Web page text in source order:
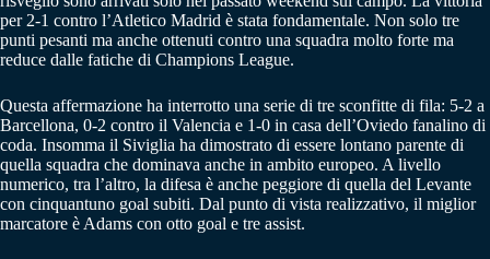
per 2-1 contro l’Atletico Madrid è stata fondamentale. Non solo tre
punti pesanti ma anche ottenuti contro una squadra molto forte ma
reduce dalle fatiche di Champions League.
Questa affermazione ha interrotto una serie di tre sconfitte di fila: 5-2 a
Barcellona, 0-2 contro il Valencia e 1-0 in casa dell’Oviedo fanalino di
coda. Insomma il Siviglia ha dimostrato di essere lontano parente di
quella squadra che dominava anche in ambito europeo. A livello
numerico, tra l’altro, la difesa è anche peggiore di quella del Levante
con cinquantuno goal subiti. Dal punto di vista realizzativo, il miglior
marcatore è Adams con otto goal e tre assist.